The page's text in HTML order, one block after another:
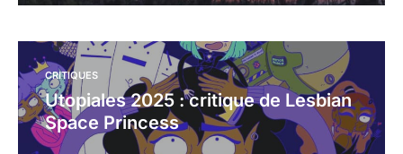
CRITIQUES
Utopiales 2025 : critique de Lesbian
Space Princess